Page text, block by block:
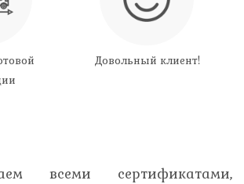
Довольный клиент!
всеми сертификатами,